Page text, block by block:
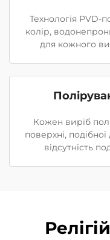
Технологія PVD-
колір,
для кожного
Кожен виріб
поверхні,
відсутність